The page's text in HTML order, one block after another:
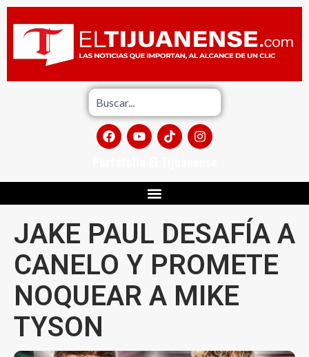
JAKE PAUL DESAFÍA A
CANELO Y PROMETE
NOQUEAR A MIKE
TYSON